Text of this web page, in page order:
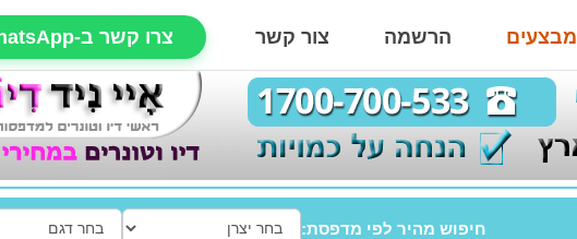
מבצעים הרשמה צור קשר צרו קשר ב-WhatsApp
חיפוש מהיר לפי מדפסת: